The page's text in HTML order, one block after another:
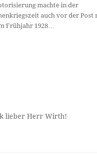
machte in der
auch vor der Post
Frühjahr 1928…
lieber Herr Wirth!